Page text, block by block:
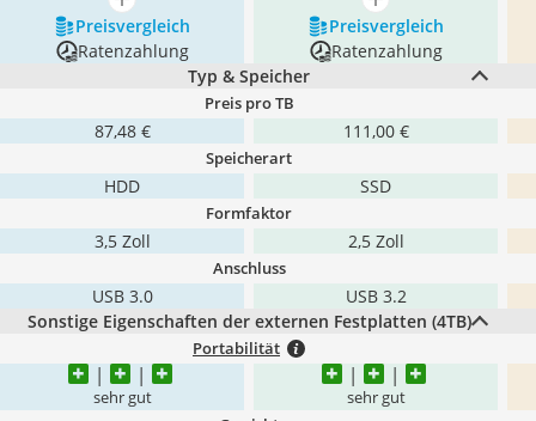
mehr anzeigen
mehr anzeigen
Preis­vergleich
Preis­vergleich
Ratenzahlung
Ratenzahlung
Typ & Speicher
Preis pro TB
87,48 € 111,00 €
Speicherart
HDD SSD
Formfaktor
3,5 Zoll 2,5 Zoll
Anschluss
USB 3.0
USB 3.2
Sonstige Eigenschaften der externen Festplatten (4TB)
Portabilität
sehr gut sehr gut